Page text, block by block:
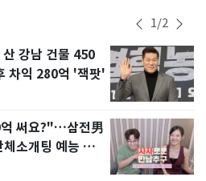
1/2
강남 건물 450
차익 280억 '잭팟'
써요?"…삼전男
소개팅 예능 화